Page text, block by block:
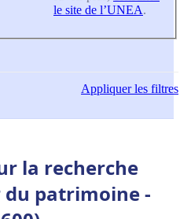
le site de l’UNEA.
Appliquerles filtres
la recherche
du patrimoine -